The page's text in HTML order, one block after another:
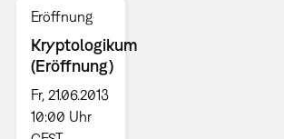
Eröffnung
Kryptologikum
(Eröffnung)
Fr, 21.06.2013
10:00 Uhr